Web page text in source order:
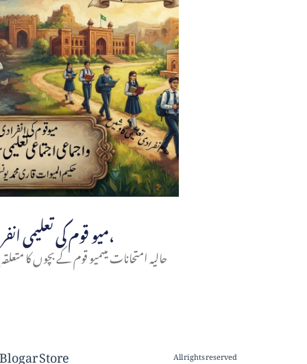
میو قوم کی تعلیمی انفرادی و اجتماعی سرگرمیاں،
حالیہ امتحانات میںمیو قوم کے بچوں کا
Blogar Store All rights reserved